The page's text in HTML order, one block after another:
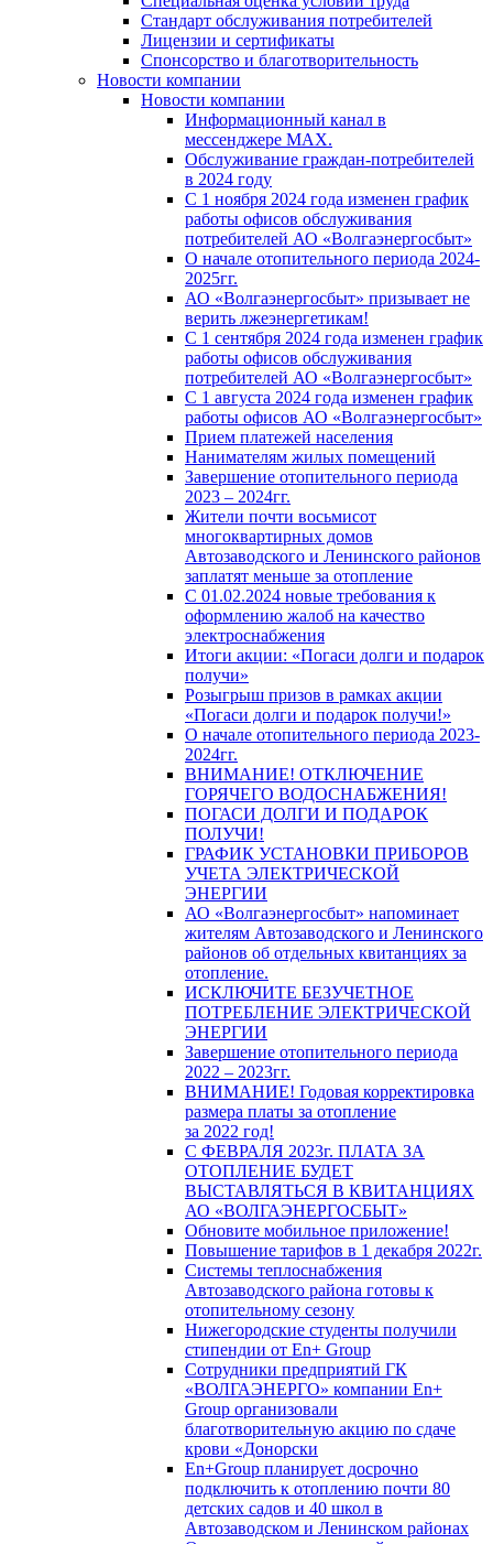
Стандарт обслуживания потребителей
Лицензии и сертификаты
Спонсорство и благотворительность
Новости компании
Новости компании
Информационный канал в
мессенджере MAX.
Обслуживание граждан-потребителей
в 2024 году
С 1 ноября 2024 года изменен график
работы офисов обслуживания
потребителей АО «Волгаэнергосбыт»
О начале отопительного периода 2024-
2025гг.
АО «Волгаэнергосбыт» призывает не
верить лжеэнергетикам!
С 1 сентября 2024 года изменен график
работы офисов обслуживания
потребителей АО «Волгаэнергосбыт»
С 1 августа 2024 года изменен график
работы офисов АО «Волгаэнергосбыт»
Прием платежей населения
Нанимателям жилых помещений
Завершение отопительного периода
2023 – 2024гг.
Жители почти восьмисот
многоквартирных домов
Автозаводского и Ленинского районов
заплатят меньше за отопление
С 01.02.2024 новые требования к
оформлению жалоб на качество
электроснабжения
Итоги акции: «Погаси долги и подарок
получи»
Розыгрыш призов в рамках акции
«Погаси долги и подарок получи!»
О начале отопительного периода 2023-
2024гг.
ВНИМАНИЕ! ОТКЛЮЧЕНИЕ
ГОРЯЧЕГО ВОДОСНАБЖЕНИЯ!
ПОГАСИ ДОЛГИ И ПОДАРОК
ПОЛУЧИ!
ГРАФИК УСТАНОВКИ ПРИБОРОВ
УЧЕТА ЭЛЕКТРИЧЕСКОЙ
ЭНЕРГИИ
АО «Волгаэнергосбыт» напоминает
жителям Автозаводского и Ленинского
районов об отдельных квитанциях за
отопление.
ИСКЛЮЧИТЕ БЕЗУЧЕТНОЕ
ПОТРЕБЛЕНИЕ ЭЛЕКТРИЧЕСКОЙ
ЭНЕРГИИ
Завершение отопительного периода
2022 – 2023гг.
ВНИМАНИЕ! Годовая корректировка
размера платы за отопление
за 2022 год!
С ФЕВРАЛЯ 2023г. ПЛАТА ЗА
ОТОПЛЕНИЕ БУДЕТ
ВЫСТАВЛЯТЬСЯ В КВИТАНЦИЯХ
АО «ВОЛГАЭНЕРГОСБЫТ»
Обновите мобильное приложение!
Повышение тарифов в 1 декабря 2022г.
Системы теплоснабжения
Автозаводского района готовы к
отопительному сезону
Нижегородские студенты получили
стипендии от En+ Group
Сотрудники предприятий ГК
«ВОЛГАЭНЕРГО» компании En+
Group организовали
благотворительную акцию по сдаче
крови «Донорски
En+Group планирует досрочно
подключить к отоплению почти 80
детских садов и 40 школ в
Автозаводском и Ленинском районах